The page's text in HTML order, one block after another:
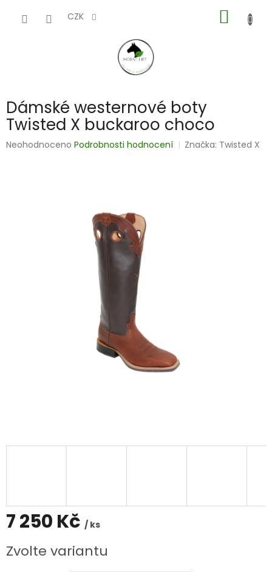
CZK
KOŠÍK
Dámské westernové boty
Twisted X buckaroo choco
Průměrné
Neohodnoceno Podrobnosti hodnocení Značka: Twisted X
7 250 Kč / ks
cena:
Zvolte variantu